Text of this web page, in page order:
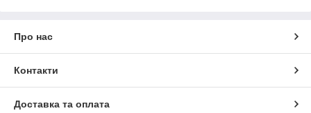
Про нас
Контакти
Доставка та оплата